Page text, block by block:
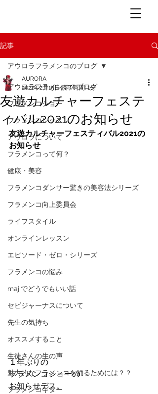
記事
アウロラフラメンコのブログ
フラメンコショー
フラメンコレッスン
アウロラについて
フラメンコって何？
健康・美容
フラメンコダンサー驚きの美容法シリーズ
フラメンコ向上委員会
ライフスタイル
オンラインレッスン
エピソード・ゼロ・シリーズ
フラメンコの悩み
majiでどうでもいい話
セビジャーナスについて
先生の気持ち
オススメすること
生徒さんの生の声
魅力的なフラメンコを踊るためには？？
フラメンコギター
アウロラフラメンコのブログ
友遊カルチャーフェステ
ィバル2021のお知らせ
AURORA
2021年2月15日読了時間: 1分
友遊カルチャーフェスティバル2021の
お知らせ
１年ぶりの
フラメンコショーの
お知らせデス。